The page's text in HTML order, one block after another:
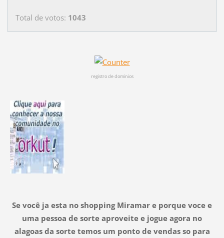
Total de votos: 1043
registro de dominios
Se você ja esta no shopping Miramar e porque voce e
uma pessoa de sorte aproveite e jogue agora no
alagoas da sorte temos um ponto de vendas so para